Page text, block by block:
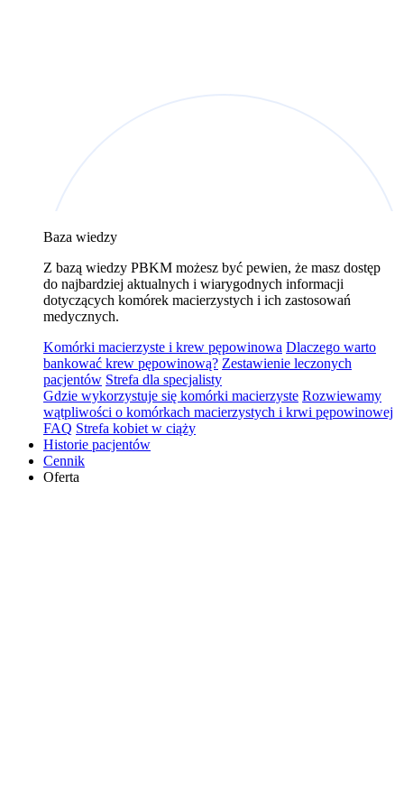
Baza wiedzy
Z bazą wiedzy PBKM możesz być pewien, że masz dostęp
do najbardziej aktualnych i wiarygodnych informacji
dotyczących komórek macierzystych i ich zastosowań
medycznych.
Komórki macierzyste i krew pępowinowa Dlaczego warto
bankować krew pępowinową? Zestawienie leczonych
pacjentów Strefa dla specjalisty
Gdzie wykorzystuje się komórki macierzyste Rozwiewamy
wątpliwości o komórkach macierzystych i krwi pępowinowej
FAQ Strefa kobiet w ciąży
Historie pacjentów
Cennik
Oferta